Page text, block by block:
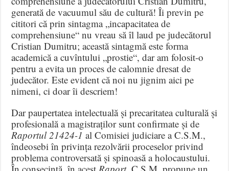
generată de vacuumul său de cultură! Îi previn pe
cititori că prin sintagma „incapacitatea de
comprehensiune“ nu vreau să îl laud pe judecătorul
Cristian Dumitru; această sintagmă este forma
academică a cuvîntului „prostie“, dar am folosit-o
pentru a evita un proces de calomnie dresat de
judecător. Este evident că noi nu jignim aici pe
nimeni, ci doar îi descriem!
Dar paupertatea intelectuală și precaritatea culturală și
profesională a magistraților sunt confirmate și de
Raportul 21424-1 al Comisiei judiciare a C.S.M.,
îndeosebi în privința rezolvării proceselor privind
problema controversată și spinoasă a holocaustului.